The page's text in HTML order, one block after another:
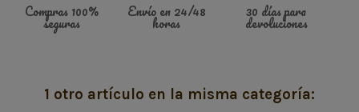
Compras 100%
seguras
Envío en 24/48
horas
30 días para
devoluciones
1 otro artículo en la misma categoría: